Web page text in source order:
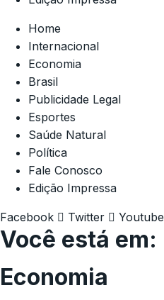
Home
Internacional
Economia
Brasil
Publicidade Legal
Esportes
Saúde Natural
Política
Fale Conosco
Edição Impressa
Facebook Twitter Youtube
Você está em:
Economia